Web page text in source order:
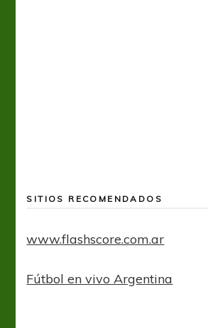
SITIOS RECOMENDADOS
www.flashscore.com.ar
Fútbol en vivo Argentina